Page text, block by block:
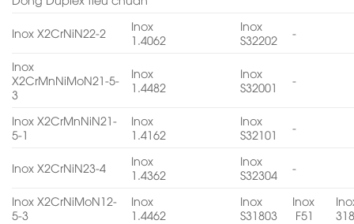
Inox X2CrNiN22-2
Inox
1.4062
Inox
S32202
-
Inox
X2CrMnNiMoN21-5-
3
Inox
1.4482
Inox
S32001
-
Inox X2CrMnNiN21-
5-1
Inox
1.4162
Inox
S32101
-
Inox X2CrNiN23-4
Inox
1.4362
Inox
S32304
-
Inox X2CrNiMoN12-
5-3
Inox
1.4462
Inox
S31803
Inox
F51